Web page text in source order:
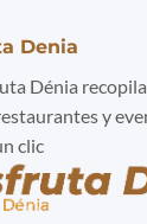
Denia
Dénia
y
clic